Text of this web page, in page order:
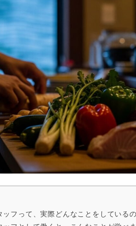
ッフって、実際どんなことをしている